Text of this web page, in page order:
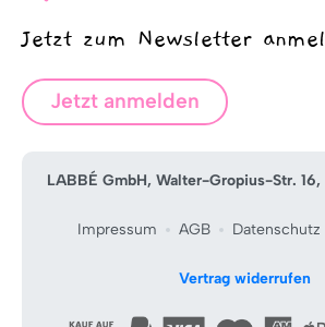
Jetzt zum Newsletter
Jetzt anmelden
LABBÉ GmbH, Walter-Gropius-Str.
Impressum AGB Datenschutz
Vertrag widerrufen